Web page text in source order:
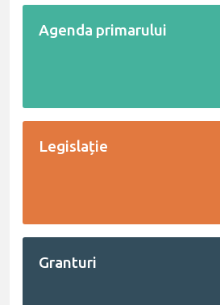
Agenda primarului
Legislație
Granturi